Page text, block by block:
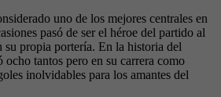
uno de los mejores centrales en
pasó de ser el héroe del partido al
su propia portería. En la historia del
tantos pero en su carrera como
inolvidables para los amantes del